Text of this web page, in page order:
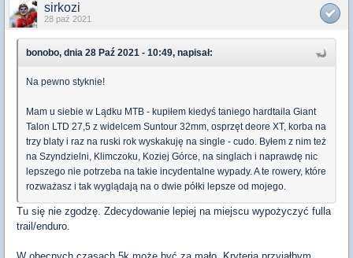
sirkozi
28 paź 2021
bonobo, dnia 28 Paź 2021 - 10:49, napisał:
Na pewno styknie!
Mam u siebie w Lądku MTB - kupiłem kiedyś taniego hardtaila Giant
Talon LTD 27,5 z widelcem Suntour 32mm, osprzęt deore XT, korba na
trzy blaty i raz na ruski rok wyskakuję na single - cudo. Byłem z nim też
na Szyndzielni, Klimczoku, Koziej Górce, na singlach i naprawdę nic
lepszego nie potrzeba na takie incydentalne wypady. A te rowery, które
rozważasz i tak wyglądają na o dwie półki lepsze od mojego.
Tu się nie zgodzę. Zdecydowanie lepiej na miejscu wypożyczyć fulla
trail/enduro.